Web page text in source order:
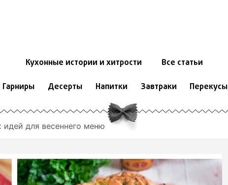
Кухонные истории и хитрости Все статьи
Гарниры Десерты Напитки Завтраки Перекусы
идей для весеннего меню